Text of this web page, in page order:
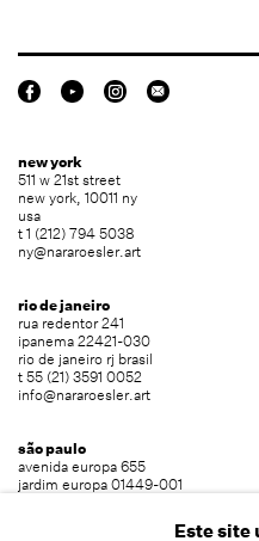
new york
511 w 21st street
new york, 10011 ny
usa
t 1 (212) 794 5038
ny@nararoesler.art
rio de janeiro
rua redentor 241
ipanema 22421-030
rio de janeiro rj brasil
t 55 (21) 3591 0052
info@nararoesler.art
são paulo
avenida europa 655
jardim europa 01449-001
Este site